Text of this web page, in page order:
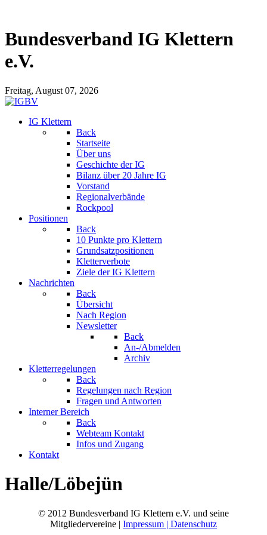
Bundesverband IG Klettern
e.V.
Freitag, August 07, 2026
IG Klettern
Back
Startseite
Über uns
Geschichte der IG
Bilanz über 20 Jahre IG
Vorstand
Regionalverbände
Rockpool
Positionen
Back
10 Punkte pro Klettern
Grundsatzpositionen
Kletterverbote
Ziele der IG Klettern
Nachrichten
Back
Übersicht
Nach Region
Newsletter
Back
An-/Abmelden
Archiv
Kletterregelungen
Back
Regelungen nach Region
Fragen und Antworten
Interner Bereich
Back
Webteam Kontakt
Infos und Zugang
Kontakt
Halle/Löbejün
© 2012 Bundesverband IG Klettern e.V. und seine
Mitgliedervereine | Impressum | Datenschutz